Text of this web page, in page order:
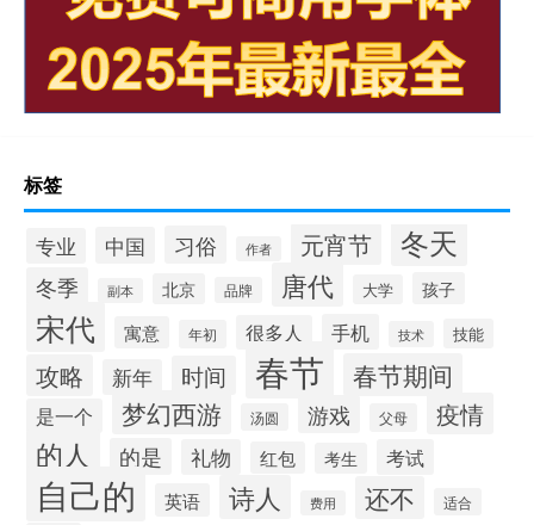
标签
专业 中国 习俗 作者 元宵节 冬天
冬季 副本 北京 品牌 唐代 大学 孩子
宋代 寓意 年初 很多人 手机 技术 技能
攻略 新年 时间 春节 春节期间
是一个 梦幻西游 汤圆 游戏 父母 疫情
的人 的是 礼物 红包 考生 考试
自己的 英语 诗人 费用 还不 适合